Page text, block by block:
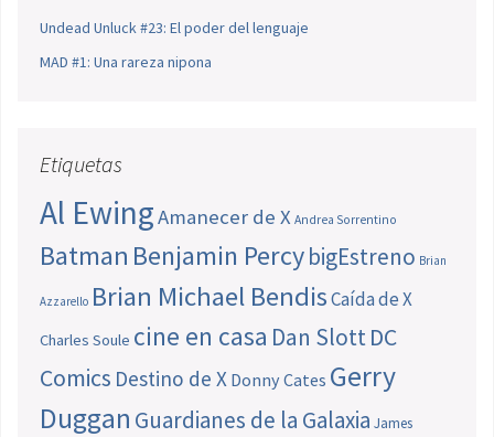
Undead Unluck #23: El poder del lenguaje
MAD #1: Una rareza nipona
Etiquetas
Al EwingAmanecer de X Andrea Sorrentino
Batman Benjamin PercybigEstreno Brian
Azzarello Brian Michael BendisCaída de X
Charles Soule cine en casa Dan SlottDC
Comics Destino de X Donny Cates Gerry
Duggan Guardianes de la Galaxia James